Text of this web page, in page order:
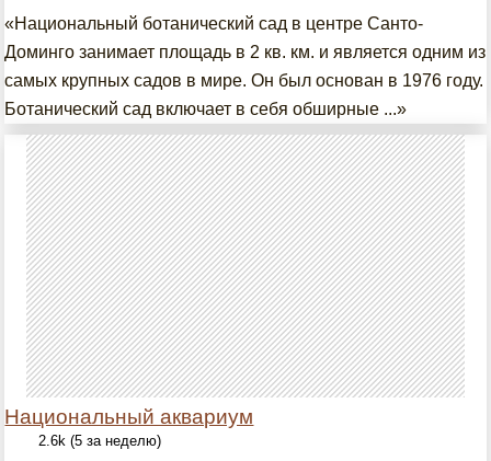
«Национальный ботанический сад в центре Санто-
Доминго занимает площадь в 2 кв. км. и является одним из
самых крупных садов в мире. Он был основан в 1976 году.
Ботанический сад включает в себя обширные ...»
Национальный аквариум
2.6k (5 за неделю)